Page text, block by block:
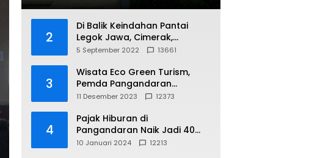
2
Di Balik Keindahan Pantai
Legok Jawa, Cimerak,
Pangandaran
5 September 2022 13661
3
Wisata Eco Green Turism,
Pemda Pangandaran
Gandeng PLN
11 Desember 2023 12373
4
Pajak Hiburan di
Pangandaran Naik Jadi 40
Persen
10 Januari 2024 12213